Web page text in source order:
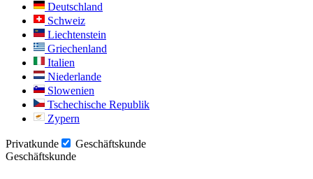
Deutschland
Schweiz
Liechtenstein
Griechenland
Italien
Niederlande
Slowenien
Tschechische Republik
Zypern
Privatkunde
Geschäftskunde
Geschäftskunde